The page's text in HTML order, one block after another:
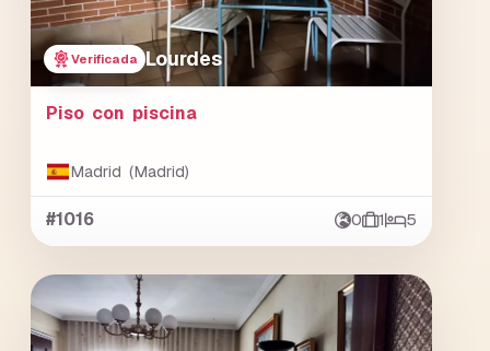
Verificada Lourdes
Piso con piscina
Madrid (Madrid)
#1016 0 1 5